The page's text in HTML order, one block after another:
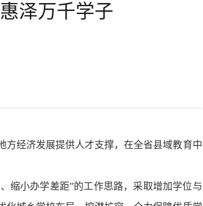
泽万千学子
方经济发展提供人才支撑，在全省县域教育中
缩小办学差距”的工作思路，采取增加学位与